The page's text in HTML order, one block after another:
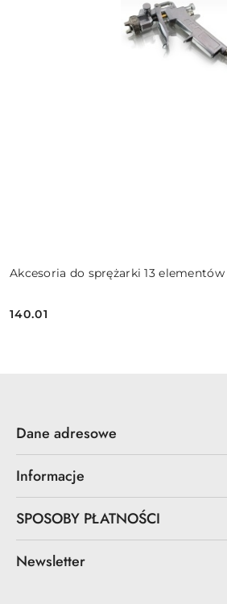
Akcesoria do sprężarki 13 elementów
Cena:
140.01
Dane adresowe
Informacje
SPOSOBY PŁATNOŚCI
Newsletter